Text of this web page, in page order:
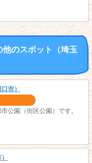
他のスポット（埼玉
市）
公園（街区公園）です。